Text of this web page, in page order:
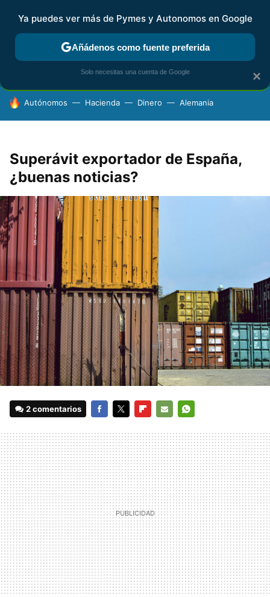
FISCALIDAD Y CONTABILIDAD KIT DIGITAL RENTA
HOY SE HABLA DE
Autónomos Hacienda Dinero Alemania
Superávit exportador de España,
¿buenas noticias?
2 comentarios
MAIL
×
Ya puedes ver más de Pymes y Autonomos en Google
Añádenos como fuente preferida
Solo necesitas una cuenta de Google